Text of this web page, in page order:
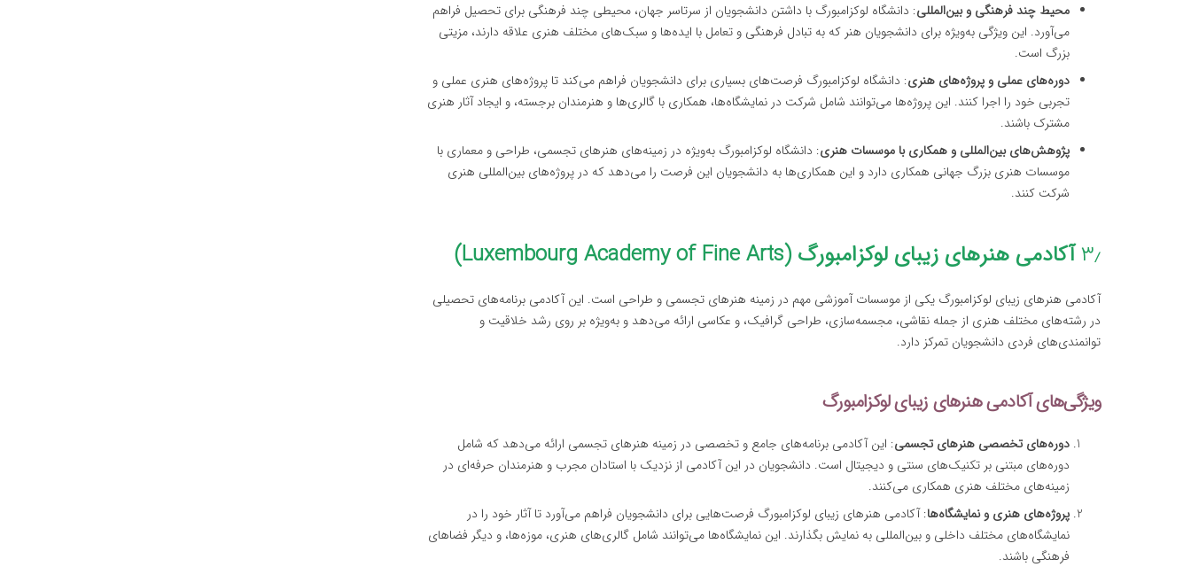
محیط چند فرهنگی و بین‌المللی: دانشگاه لوکزامبورگ با داشتن دانشجویان از سرتاسر جهان، محیطی چند فرهنگی برای تحصیل فراهم
می‌آورد. این ویژگی به‌ویژه برای دانشجویان هنر که به تبادل فرهنگی و تعامل با ایده‌ها و سبک‌های مختلف هنری علاقه دارند، مزیتی
بزرگ است.
دوره‌های عملی و پروژه‌های هنری: دانشگاه لوکزامبورگ فرصت‌های بسیاری برای دانشجویان فراهم می‌کند تا پروژه‌های هنری عملی و
تجربی خود را اجرا کنند. این پروژه‌ها می‌توانند شامل شرکت در نمایشگاه‌ها، همکاری با گالری‌ها و هنرمندان برجسته، و ایجاد آثار هنری
مشترک باشند.
پژوهش‌های بین‌المللی و همکاری با موسسات هنری: دانشگاه لوکزامبورگ به‌ویژه در زمینه‌های هنرهای تجسمی، طراحی و معماری با
موسسات هنری بزرگ جهانی همکاری دارد و این همکاری‌ها به دانشجویان این فرصت را می‌دهد که در پروژه‌های بین‌المللی هنری
شرکت کنند.
۳٫آکادمی هنرهای زیبای لوکزامبورگ (Luxembourg Academy of Fine Arts)
آکادمی هنرهای زیبای لوکزامبورگ یکی از موسسات آموزشی مهم در زمینه هنرهای تجسمی و طراحی است. این آکادمی برنامه‌های تحصیلی
در رشته‌های مختلف هنری از جمله نقاشی، مجسمه‌سازی، طراحی گرافیک، و عکاسی ارائه می‌دهد و به‌ویژه بر روی رشد خلاقیت و
توانمندی‌های فردی دانشجویان تمرکز دارد.
ویژگی‌های آکادمی هنرهای زیبای لوکزامبورگ
دوره‌های تخصصی هنرهای تجسمی: این آکادمی برنامه‌های جامع و تخصصی در زمینه هنرهای تجسمی ارائه می‌دهد که شامل
دوره‌های مبتنی بر تکنیک‌های سنتی و دیجیتال است. دانشجویان در این آکادمی از نزدیک با استادان مجرب و هنرمندان حرفه‌ای در
زمینه‌های مختلف هنری همکاری می‌کنند.
پروژه‌های هنری و نمایشگاه‌ها: آکادمی هنرهای زیبای لوکزامبورگ فرصت‌هایی برای دانشجویان فراهم می‌آورد تا آثار خود را در
نمایشگاه‌های مختلف داخلی و بین‌المللی به نمایش بگذارند. این نمایشگاه‌ها می‌توانند شامل گالری‌های هنری، موزه‌ها، و دیگر فضاهای
فرهنگی باشند.